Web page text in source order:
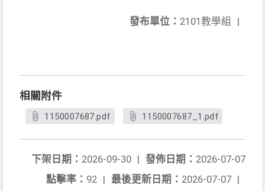
發布單位： 2101教學組 |
相關附件
1150007687.pdf 1150007687_1.pdf
發佈日期： 2026-07-07
下架日期： 2026-09-30 |
最後更新日期： 2026-07-07 |
點擊率： 92 |